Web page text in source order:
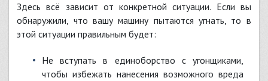
Здесь всё зависит от конкретной ситуации. Если вы
обнаружили, что вашу машину пытаются угнать, то в
этой ситуации правильным будет:
не вступать в единоборство с угонщиками,
чтобы избежать нанесения возможного вреда